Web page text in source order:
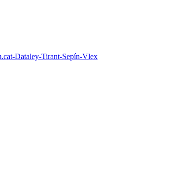
Dataley-Tirant-Sepín-Vlex